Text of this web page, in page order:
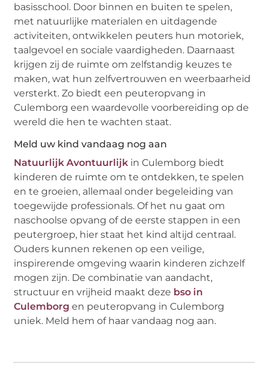
basisschool. Door binnen en buiten te spelen,
met natuurlijke materialen en uitdagende
activiteiten, ontwikkelen peuters hun motoriek,
taalgevoel en sociale vaardigheden. Daarnaast
krijgen zij de ruimte om zelfstandig keuzes te
maken, wat hun zelfvertrouwen en weerbaarheid
versterkt. Zo biedt een peuteropvang in
Culemborg een waardevolle voorbereiding op de
wereld die hen te wachten staat.
Meld uw kind vandaag nog aan
Natuurlijk Avontuurlijk in Culemborg biedt
kinderen de ruimte om te ontdekken, te spelen
en te groeien, allemaal onder begeleiding van
toegewijde professionals. Of het nu gaat om
naschoolse opvang of de eerste stappen in een
peutergroep, hier staat het kind altijd centraal.
Ouders kunnen rekenen op een veilige,
inspirerende omgeving waarin kinderen zichzelf
mogen zijn. De combinatie van aandacht,
structuur en vrijheid maakt deze bso in
Culemborg en peuteropvang in Culemborg
uniek. Meld hem of haar vandaag nog aan.